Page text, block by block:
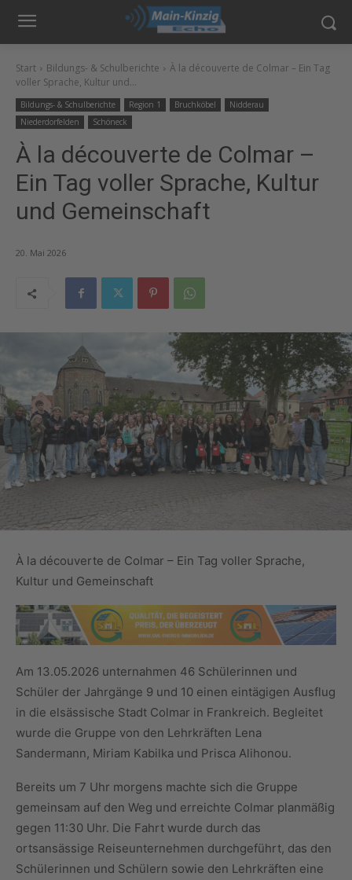
Start Bildungs- & Schulberichte
À la découverte de Colmar – Ein Tag
voller Sprache, Kultur und...
Bildungs- & Schulberichte Region 1 Bruchköbel
Nidderau
Niederdorfelden
Schöneck
À la découverte de Colmar –
Ein Tag voller Sprache, Kultur
und Gemeinschaft
20. Mai 2026
À la découverte de Colmar – Ein Tag voller Sprache,
Kultur und Gemeinschaft
Am 13.05.2026 unternahmen 46 Schülerinnen und
Schüler der Jahrgänge 9 und 10 einen eintägigen Ausflug
in die elsässische Stadt Colmar in Frankreich. Begleitet
wurde die Gruppe von den Lehrkräften Lena
Sandermann, Miriam Kabilka und Prisca Alihonou.
Bereits um 7 Uhr morgens machte sich die Gruppe
gemeinsam auf den Weg und erreichte Colmar planmäßig
gegen 11:30 Uhr. Die Fahrt wurde durch das
ortsansässige Reiseunternehmen durchgeführt, das den
Schülerinnen und Schülern sowie den Lehrkräften eine